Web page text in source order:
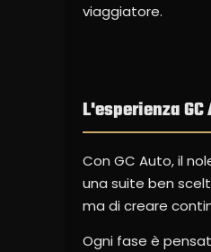
viaggiatore.
L'esperienza GC
Con GC Auto, il
una suite ben
ma di creare
Ogni fase è